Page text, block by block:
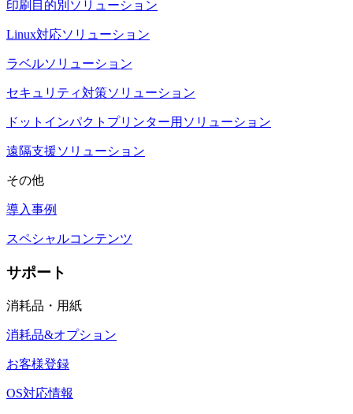
印刷目的別ソリューション
Linux対応ソリューション
ラベルソリューション
セキュリティ対策ソリューション
ドットインパクトプリンター用ソリューション
遠隔支援ソリューション
その他
導入事例
スペシャルコンテンツ
サポート
消耗品・用紙
消耗品&オプション
お客様登録
OS対応情報